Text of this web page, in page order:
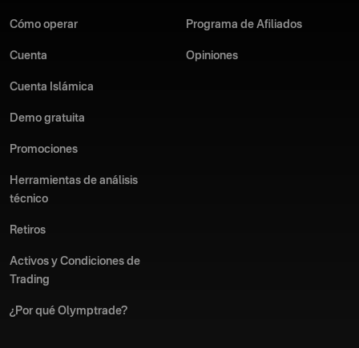
Cómo operar
Cuenta
Cuenta Islámica
Demo gratuita
Promociones
Herramientas de análisis
técnico
Retiros
Activos y Condiciones de
Trading
¿Por qué Olymptrade?
Programa de Afiliados
Opiniones